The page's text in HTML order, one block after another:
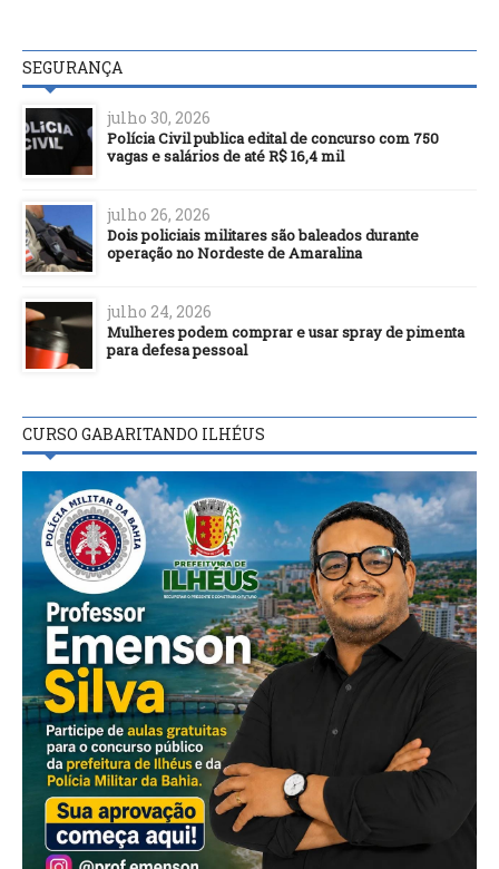
SEGURANÇA
julho 30, 2026
Polícia Civil publica edital de concurso com 750
vagas e salários de até R$ 16,4 mil
julho 26, 2026
Dois policiais militares são baleados durante
operação no Nordeste de Amaralina
julho 24, 2026
Mulheres podem comprar e usar spray de pimenta
para defesa pessoal
CURSO GABARITANDO ILHÉUS